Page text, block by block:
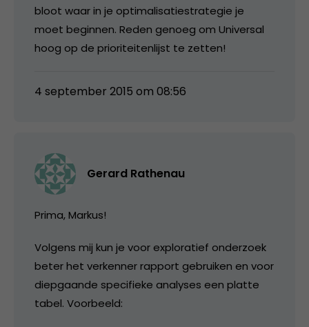
bloot waar in je optimalisatiestrategie je
moet beginnen. Reden genoeg om Universal
hoog op de prioriteitenlijst te zetten!
4 september 2015 om 08:56
Gerard Rathenau
Prima, Markus!
Volgens mij kun je voor exploratief onderzoek
beter het verkenner rapport gebruiken en voor
diepgaande specifieke analyses een platte
tabel. Voorbeeld: